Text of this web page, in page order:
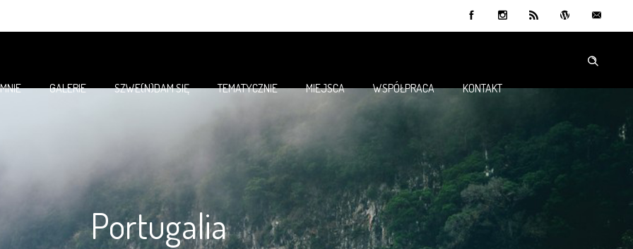
GALERIE SZWE(N)DAM SIĘ TEMATYCZNIE MIEJSCA WSPÓŁPRACA KONTAKT
Portugalia